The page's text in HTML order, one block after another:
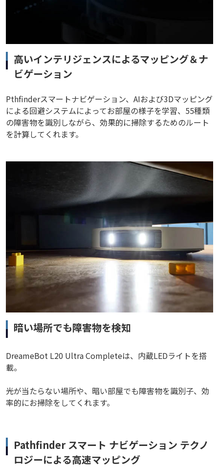
高いインテリジェンスによるマッピング＆ナ
ビゲーション
Pthfinderスマートナビゲーション、AIおよび3Dマッピング
による回避システムによってお部屋の様子を学習、55種類
の障害物を識別しながら、効果的に掃除するためのルート
を計算してくれます。
暗い場所でも障害物を検知
DreameBot L20 Ultra Completeは、内蔵LEDライトを搭
載。
光が当たらない場所や、暗い部屋でも障害物を識別子、効
率的にお掃除をしてくれます。
Pathfinder スマート ナビゲーション テクノ
ロジーによる高速マッピング